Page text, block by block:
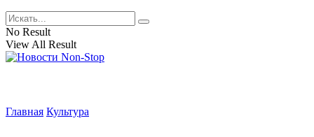
No Result
View All Result
Главная Культура